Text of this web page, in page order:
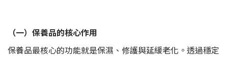
（一）保養品的核心作用
保養品最核心的功能就是保濕、修護與延緩老化。透過穩定